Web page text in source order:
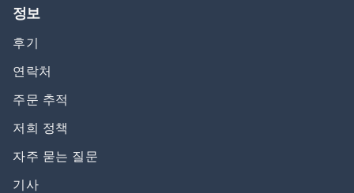
정보
후기
연락처
주문 추적
저희 정책
자주 묻는 질문
기사